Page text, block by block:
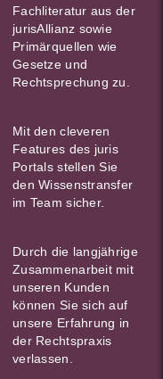
Fachliteratur aus der
jurisAllianz sowie
Primärquellen wie
Gesetze und
Rechtsprechung zu.
Mit den cleveren
Features des juris
Portals stellen Sie
den Wissenstransfer
im Team sicher.
Durch die langjährige
Zusammenarbeit mit
unseren Kunden
können Sie sich auf
unsere Erfahrung in
der Rechtspraxis
verlassen.